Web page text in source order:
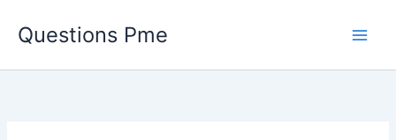
Questions Pme